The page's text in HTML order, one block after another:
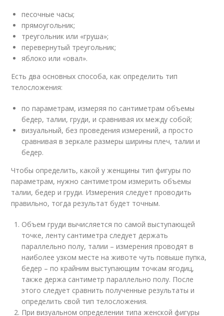
песочные часы;
прямоугольник;
треугольник или «груша»;
перевернутый треугольник;
яблоко или «овал».
Есть два основных способа, как определить тип
телосложения:
по параметрам, измеряя по сантиметрам объемы
бедер, талии, груди, и сравнивая их между собой;
визуальный, без проведения измерений, а просто
сравнивая в зеркале размеры ширины плеч, талии и
бедер.
Чтобы определить, какой у женщины тип фигуры по
параметрам, нужно сантиметром измерить объемы
талии, бедер и груди. Измерения следует проводить
правильно, тогда результат будет точным.
Объем груди вычисляется по самой выступающей
точке, ленту сантиметра следует держать
параллельно полу, талии – измерения проводят в
наиболее узком месте на животе чуть повыше пупка,
бедер – по крайним выступающим точкам ягодиц,
также держа сантиметр параллельно полу. После
этого следует сравнить полученные результаты и
определить свой тип телосложения.
При визуальном определении типа женской фигуры